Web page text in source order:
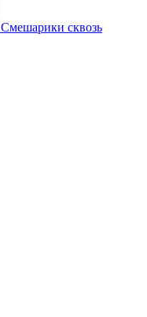
Смешарики сквозь